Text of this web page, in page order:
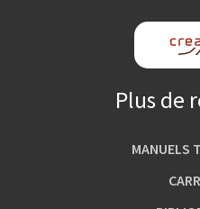
Plus de
MANUELS